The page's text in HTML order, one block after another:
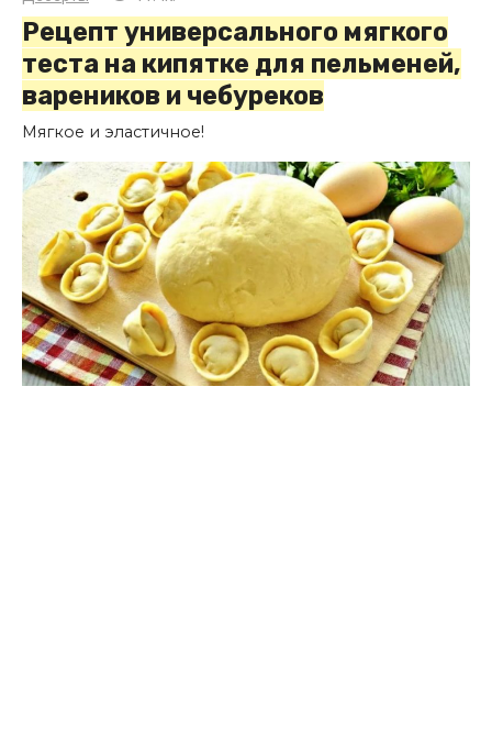
Рецепт универсального мягкого
теста на кипятке для пельменей,
вареников и чебуреков
Мягкое и эластичное!